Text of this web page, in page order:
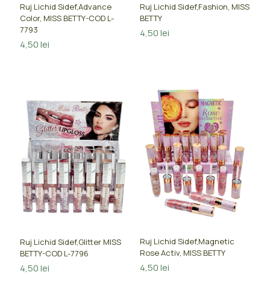
Ruj Lichid Sidef,Advance
Color, MISS BETTY-COD L-
7793
4,50lei
Ruj Lichid Sidef,Fashion, MISS
BETTY
4,50lei
Ruj Lichid Sidef,Glitter MISS
BETTY-COD L-7796
4,50lei
Ruj Lichid Sidef,Magnetic
Rose Activ, MISS BETTY
4,50lei